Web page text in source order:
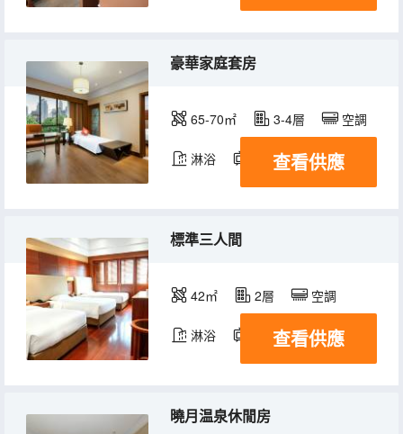
豪華家庭套房
65-70㎡ 3-4層 空調
淋浴 電視機 冰箱
查看供應
標準三人間
42㎡ 2層 空調
淋浴 電視機 冰箱
查看供應
曉月温泉休閒房